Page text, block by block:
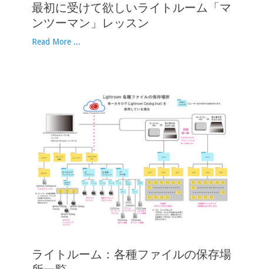
最初に受けて欲しいライトルーム「マ
ンツーマン」レッスン
Read More ...
ライトルーム：各種ファイルの保存場